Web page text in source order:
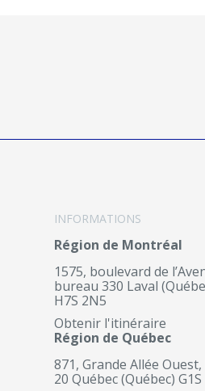
INFORMATIONS
Région de Montréal
1575, boulevard de
bureau 330 Laval
H7S 2N5
Obtenir l'itinéraire
Région de Québec
871, Grande Allée Ouest,
20 Québec (Québec) G1S